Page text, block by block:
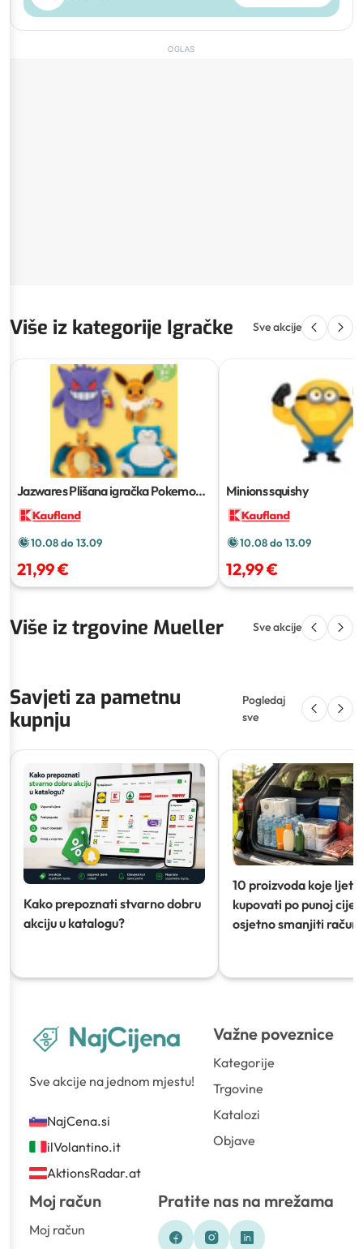
OGLAS
Više iz kategorije Igračke Sve akcije
Jazwares Plišana igračka Pokemon
10.08 do 13.09
21,99 €
Minions squishy
10.08 do 13.09
12,99 €
Više iz trgovine Mueller Sve akcije
Savjeti za pametnu
kupnju
Pogledaj
sve
Kako prepoznati stvarno dobru
akciju u katalogu?
10 proizvoda koje ljeti
kupovati po punoj
osjetno smanjiti račun)
Sve akcije na jednom mjestu!
NajCena.si
ilVolantino.it
AktionsRadar.at
Važne poveznice
Kategorije
Trgovine
Katalozi
Objave
Moj račun
Moj račun
Pratite nas na mrežama